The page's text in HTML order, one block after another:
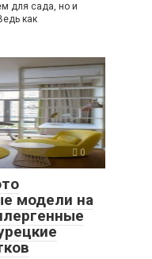
для сада, но и
как
0
модели на